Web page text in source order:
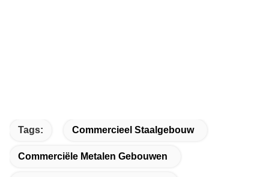
Tags: Commercieel Staalgebouw
Commerciële Metalen Gebouwen